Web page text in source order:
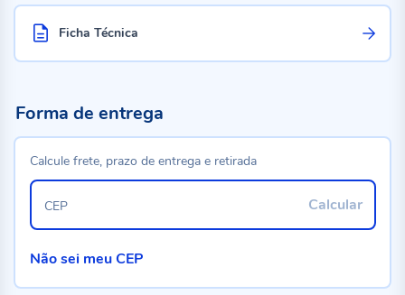
Ficha Técnica
Forma de entrega
Calcule frete, prazo de entrega e retirada
Calcular
CEP
Não sei meu CEP